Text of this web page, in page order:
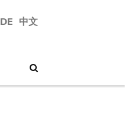
DE 中文